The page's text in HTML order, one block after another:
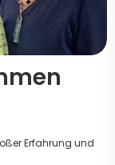
Erfahrung und